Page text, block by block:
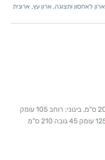
ארון לאחסון ותצוגה, ארון עץ, ארונית
קטן: רוחב 85 עומק 45 גובה 200 ס"מ, בינוני: רוחב 105 עומק